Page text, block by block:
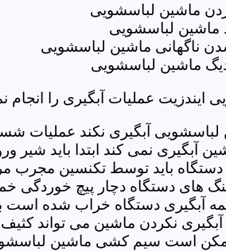
ماشین لباسشویی
ماشین لباسشویی
ناگهانی ماشین لباسشویی
ماشین لباسشویی
ایندزیت عملیات آبگیری را انجام
لباسشویی آبگیری نکند عملیات
آبگیری نمی کند ابتدا باید
باید توسط تکنسین مجرب
های دستگاه دچار پیچ خوردگی
آبگیری دستگاه خراب شده است
آبگیری نکردن ماشین می تواند
است سیم کشی ماشین لباسشویی